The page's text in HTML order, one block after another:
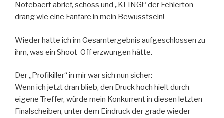
Notebaert abrief, schoss und „KLING!“ der Fehlerton
drang wie eine Fanfare in mein Bewusstsein!
Wieder hatte ich im Gesamtergebnis aufgeschlossen zu
ihm, was ein Shoot-Off erzwungen hätte.
Der „Profikiller“ in mir war sich nun sicher:
Wenn ich jetzt dran blieb, den Druck hoch hielt durch
eigene Treffer, würde mein Konkurrent in diesen letzten
Finalscheiben, unter dem Eindruck der grade wieder